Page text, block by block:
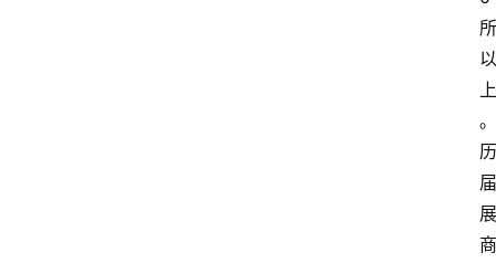
所
以
上
。
历
届
展
商